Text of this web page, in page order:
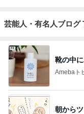
芸能人・有名人ブログ
靴の中
Amebaト
朝から